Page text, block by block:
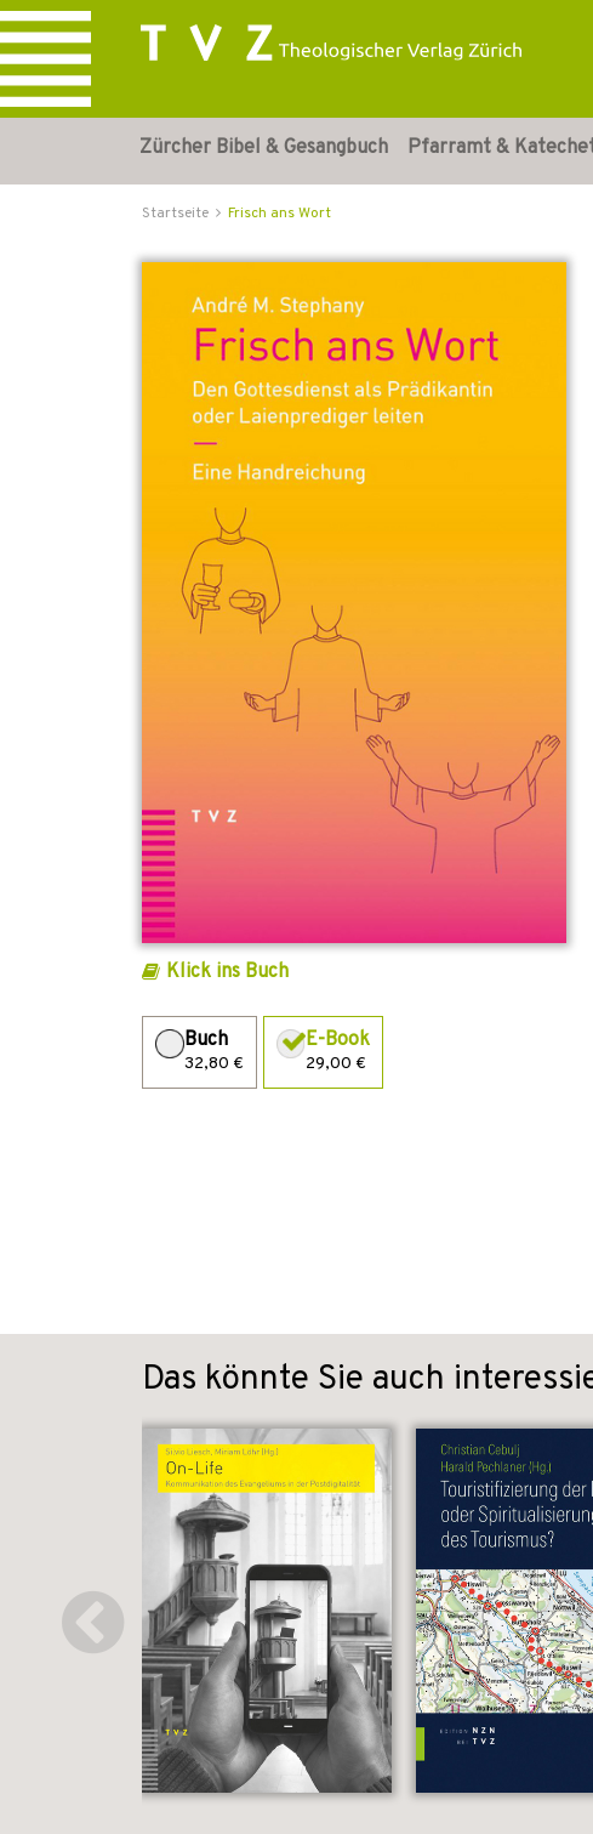
Zürcher Bibel & Gesangbuch Pfarramt &
Startseite Frisch ans Wort
Klick ins Buch
Buch
32,80 €
E-Book
29,00 €
Das könnte Sie auch